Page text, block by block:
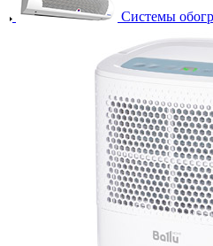
Системы